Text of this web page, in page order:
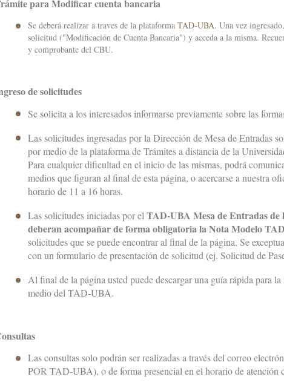
para Modificar cuenta bancaria
Se deberá realizar a traves de la plataforma TAD-UBA. Una vez
solicitud ("Modificación de Cuenta Bancaria") y acceda a la misma.
y comprobante del CBU.
de solicitudes
Se solicita a los interesados informarse previamente sobre las
Las solicitudes ingresadas por la Dirección de Mesa de Entradas
por medio de la plataforma de Trámites a distancia de la
Para cualquier dificultad en el inicio de las mismas, podrá
medios que figuran al final de esta página, o acercarse a nuestra
horario de 11 a 16 horas.
Las solicitudes iniciadas por el TAD-UBA Mesa de Entradas
deberan acompañar de forma obligatoria la Nota Modelo
solicitudes que se puede encontrar al final de la página. Se
con un formulario de presentación de solicitud (ej. Solicitud de
Al final de la página usted puede descargar una guía rápida para
medio del TAD-UBA.
Las consultas solo podrán ser realizadas a través del correo
POR TAD-UBA), o de forma presencial en el horario de atención